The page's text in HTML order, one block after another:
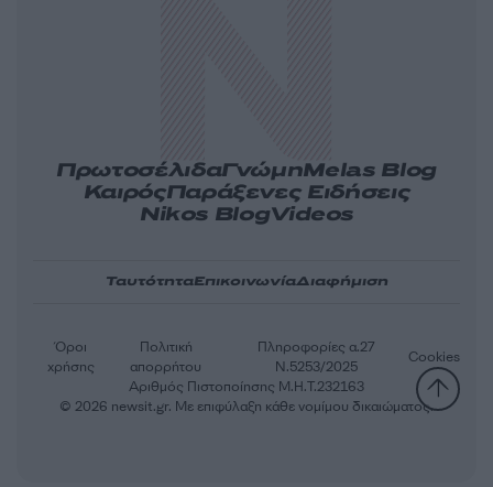
ΠρωτοσέλιδαΓνώμηMelas Blog
ΚαιρόςΠαράξενες Ειδήσεις
Nikos BlogVideos
ΤαυτότηταΕπικοινωνίαΔιαφήμιση
Αριθμός Πιστοποίησης Μ.Η.Τ.232163
Όροι
χρήσης
Πολιτική
απορρήτου
Πληροφορίες α.27
Ν.5253/2025
Cookies
© 2026 newsit.gr. Με επιφύλαξη κάθε νομίμου δικαιώματος.